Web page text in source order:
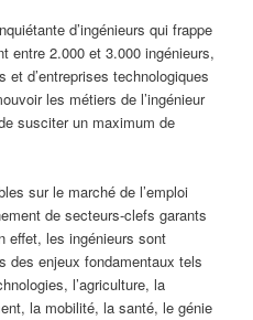
d’ingénieurs qui frappe
entre 2.000 et 3.000 ingénieurs,
et d’entreprises technologiques
les métiers de l’ingénieur
susciter un maximum de
sur le marché de l’emploi
de secteurs-clefs garants
effet, les ingénieurs sont
des enjeux fondamentaux tels
l’agriculture, la
la mobilité, la santé, le génie